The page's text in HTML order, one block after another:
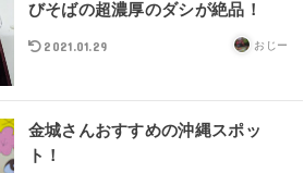
びそばの超濃厚のダシが絶品！
2021.01.29 おじー
金城さんおすすめの沖縄スポッ
ト！